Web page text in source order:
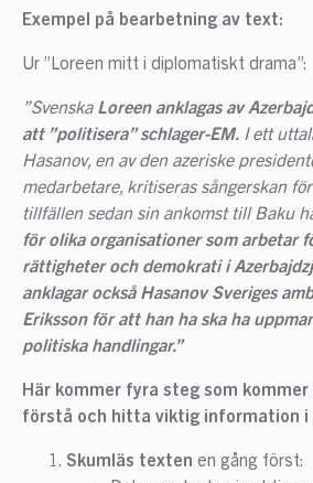
Exempel på bearbetning av text:
Ur ”Loreen mitt i diplomatiskt drama”:
”Svenska Loreen anklagas av
att ”politisera” schlager-EM.I ett
Hasanov, en av den azeriske
medarbetare, kritiseras sångerskan
tillfällen sedan sin ankomst till Baku
för olika organisationer som arbetar
rättigheter och demokrati i
anklagar också Hasanov Sveriges
Eriksson för att han ha ska ha
politiska handlingar.”
Här kommer fyra steg som
förstå och hitta viktig information i
Skumläs texten en gång först: